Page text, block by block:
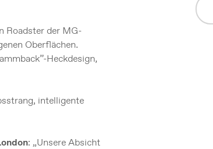
Roadster der MG-
Oberflächen.
Heckdesign,
intelligente
: „Unsere Absicht